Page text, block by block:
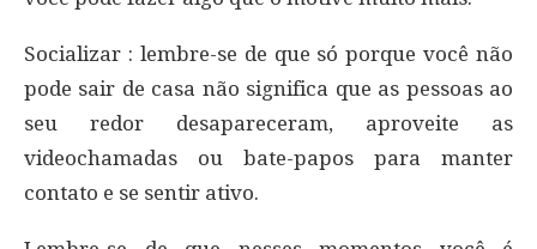
Socializar : lembre-se de que só porque você não
pode sair de casa não significa que as pessoas ao
seu redor desapareceram, aproveite as
videochamadas ou bate-papos para manter
contato e se sentir ativo.